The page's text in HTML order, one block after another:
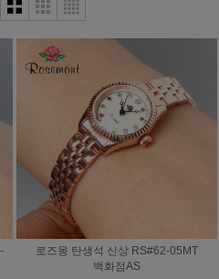
로즈몽 탄생석 신상 RS#62-05MT
백화점AS